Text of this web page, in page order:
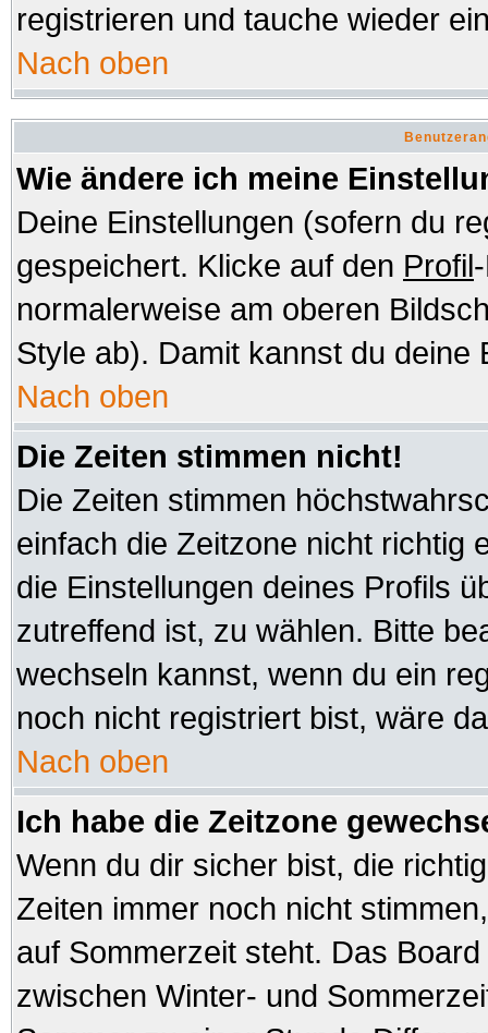
registrieren und tauche wieder
Nach oben
Wie ändere ich meine
Deine Einstellungen (sofern du
gespeichert. Klicke auf den Profil
normalerweise am oberen
Style ab). Damit kannst du deine
Nach oben
Die Zeiten stimmen nicht!
Die Zeiten stimmen
einfach die Zeitzone nicht richtig
die Einstellungen deines Profils
zutreffend ist, zu wählen. Bitte
wechseln kannst, wenn du ein
noch nicht registriert bist, wäre
Nach oben
Ich habe die Zeitzone
Wenn du dir sicher bist, die
Zeiten immer noch nicht
auf Sommerzeit steht. Das
zwischen Winter- und